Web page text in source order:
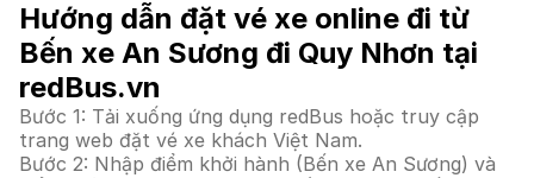
Hướng dẫn đặt vé xe online đi từ
Bến xe An Sương đi Quy Nhơn tại
redBus.vn
Bước 1: Tải xuống ứng dụng redBus hoặc truy cập
trang web đặt vé xe khách Việt Nam.
Bước 2: Nhập điểm khởi hành (Bến xe An Sương) và